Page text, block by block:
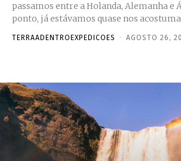
passamos entre a Holanda, Alemanha e
ponto, já estávamos quase nos
TERRAADENTROEXPEDICOES - AGOSTO 26,